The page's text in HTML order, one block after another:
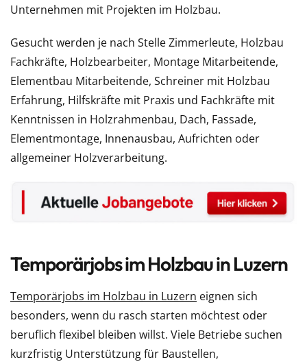
Unternehmen mit Projekten im Holzbau.
Gesucht werden je nach Stelle Zimmerleute, Holzbau
Fachkräfte, Holzbearbeiter, Montage Mitarbeitende,
Elementbau Mitarbeitende, Schreiner mit Holzbau
Erfahrung, Hilfskräfte mit Praxis und Fachkräfte mit
Kenntnissen in Holzrahmenbau, Dach, Fassade,
Elementmontage, Innenausbau, Aufrichten oder
allgemeiner Holzverarbeitung.
Temporärjobs im Holzbau in Luzern
Temporärjobs im Holzbau in Luzern eignen sich
besonders, wenn du rasch starten möchtest oder
beruflich flexibel bleiben willst. Viele Betriebe suchen
kurzfristig Unterstützung für Baustellen,